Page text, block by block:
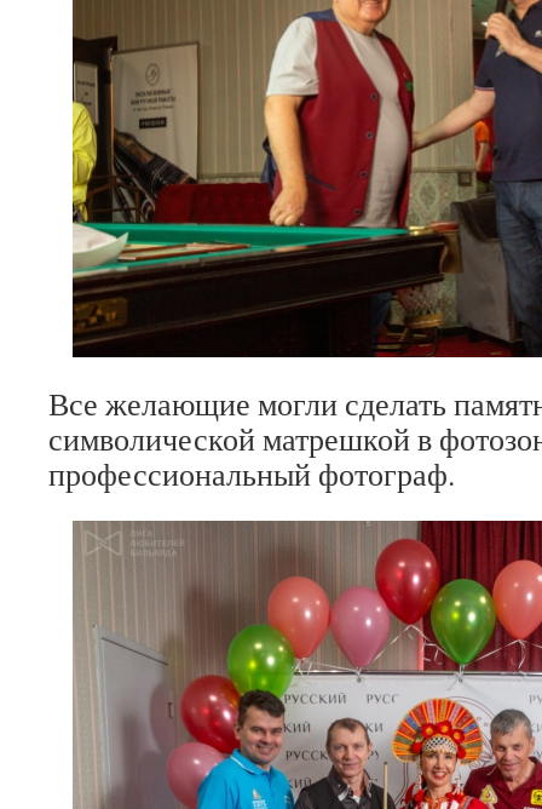
Все желающие могли сделать
символической матрешкой в
профессиональный фотограф.